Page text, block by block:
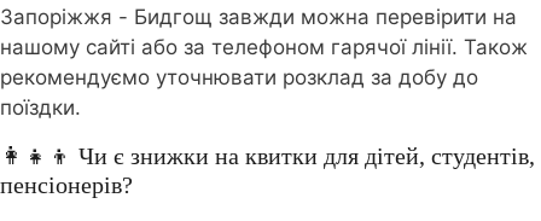
Запоріжжя - Бидгощ завжди можна перевірити на
нашому сайті або за телефоном гарячої лінії. Також
рекомендуємо уточнювати розклад за добу до
поїздки.
👩‍👧‍👦 Чи є знижки на квитки для дітей, студентів,
пенсіонерів?